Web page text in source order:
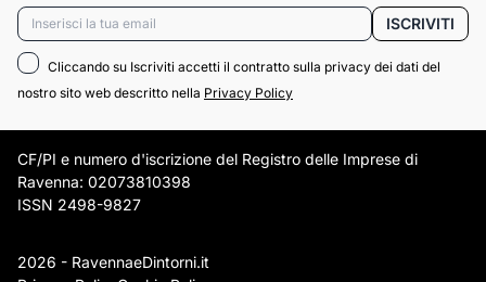
Email* ISCRIVITI
Cliccando su Iscriviti accetti il contratto sulla privacy dei dati del
nostro sito web descritto nella Privacy Policy
CF/PI e numero d'iscrizione del Registro delle Imprese di
Ravenna: 02073810398
ISSN 2498-9827
2026 - RavennaeDintorni.it